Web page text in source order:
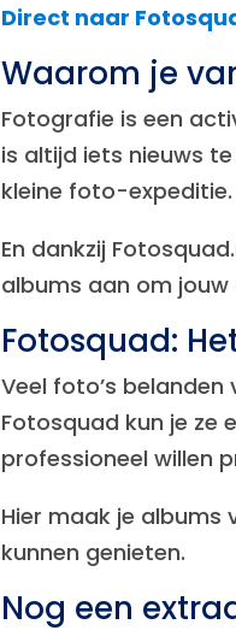
Direct naar
Waarom je
Fotografie is een
is altijd iets nieuws
kleine foto-expeditie.
En dankzij
albums aan om
Fotosquad:
Veel foto’s
Fotosquad kun je ze
professioneel willen
Hier maak je albums
kunnen genieten.
Nog een